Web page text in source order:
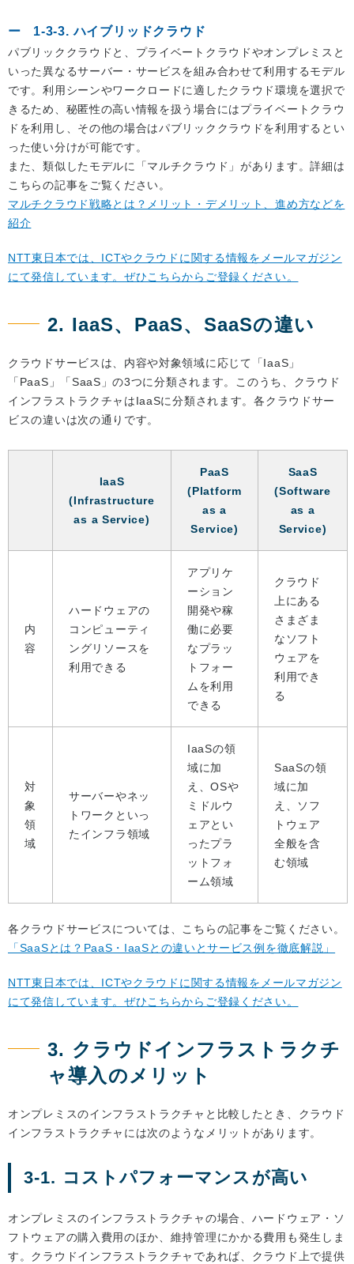
1-3-3. ハイブリッドクラウド
パブリッククラウドと、プライベートクラウドやオンプレミスと
いった異なるサーバー・サービスを組み合わせて利用するモデル
です。利用シーンやワークロードに適したクラウド環境を選択で
きるため、秘匿性の高い情報を扱う場合にはプライベートクラウ
ドを利用し、その他の場合はパブリッククラウドを利用するとい
った使い分けが可能です。
また、類似したモデルに「マルチクラウド」があります。詳細は
こちらの記事をご覧ください。
マルチクラウド戦略とは？メリット・デメリット、進め方などを
紹介
NTT東日本では、ICTやクラウドに関する情報をメールマガジン
にて発信しています。ぜひこちらからご登録ください。
2. IaaS、PaaS、SaaSの違い
クラウドサービスは、内容や対象領域に応じて「IaaS」
「PaaS」「SaaS」の3つに分類されます。このうち、クラウド
インフラストラクチャはIaaSに分類されます。各クラウドサー
ビスの違いは次の通りです。
IaaS
(Infrastructure
as a Service)
PaaS
(Platform
as a
Service)
SaaS
(Software
as a
Service)
内
容
ハードウェアの
コンピューティ
ングリソースを
利用できる
アプリケ
ーション
開発や稼
働に必要
なプラッ
トフォー
ムを利用
できる
クラウド
上にある
さまざま
なソフト
ウェアを
利用でき
る
対
象
領
域
サーバーやネッ
トワークといっ
たインフラ領域
IaaSの領
域に加
え、OSや
ミドルウ
ェアとい
ったプラ
ットフォ
ーム領域
SaaSの領
域に加
え、ソフ
トウェア
全般を含
む領域
各クラウドサービスについては、こちらの記事をご覧ください。
「SaaSとは？PaaS・IaaSとの違いとサービス例を徹底解説」
NTT東日本では、ICTやクラウドに関する情報をメールマガジン
にて発信しています。ぜひこちらからご登録ください。
3. クラウドインフラストラクチ
ャ導入のメリット
オンプレミスのインフラストラクチャと比較したとき、クラウド
インフラストラクチャには次のようなメリットがあります。
3-1. コストパフォーマンスが高い
オンプレミスのインフラストラクチャの場合、ハードウェア・ソ
フトウェアの購入費用のほか、維持管理にかかる費用も発生しま
す。クラウドインフラストラクチャであれば、クラウド上で提供